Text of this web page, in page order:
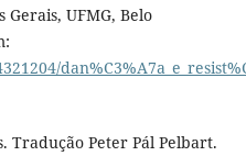
UFMG, Belo
Tradução Peter Pál Pelbart.